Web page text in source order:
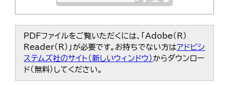
PDFファイルをご覧いただくには、「Adobe（R）
Reader（R）」が必要です。お持ちでない方はアドビシ
ステムズ社のサイト（新しいウィンドウ） からダウンロー
ド（無料）してください。